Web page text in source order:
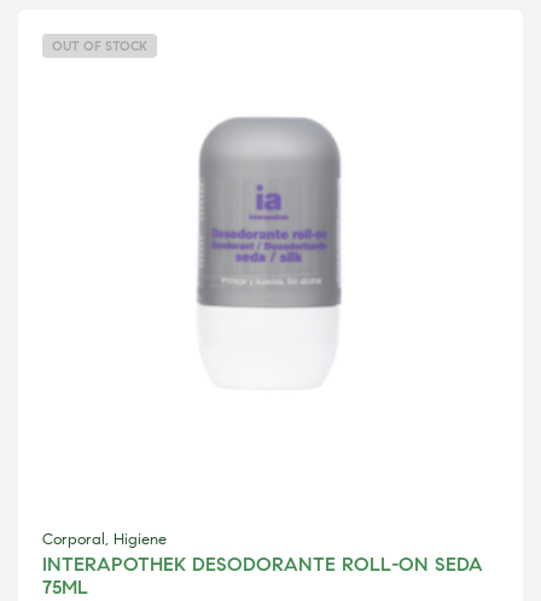
OUT OF STOCK
Corporal, Higiene
INTERAPOTHEK DESODORANTE ROLL-ON SEDA
75ML